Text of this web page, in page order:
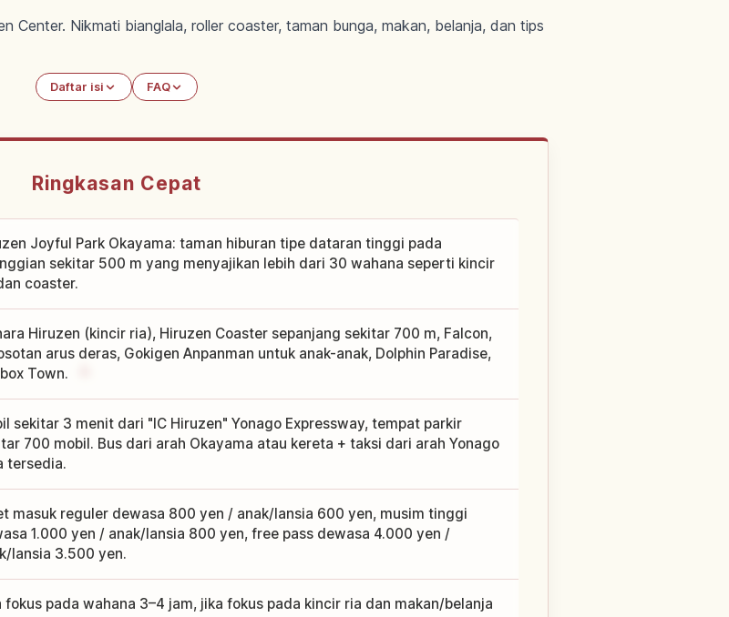
Center. Nikmati bianglala, roller coaster, taman bunga, makan, belanja, dan tips
Daftar isi FAQ
Ringkasan Cepat
Joyful Park Okayama: taman hiburan tipe dataran tinggi pada
sekitar 500 m yang menyajikan lebih dari 30 wahana seperti kincir
coaster.
Hiruzen (kincir ria), Hiruzen Coaster sepanjang sekitar 700 m, Falcon,
arus deras, Gokigen Anpanman untuk anak-anak, Dolphin Paradise,
Town.
sekitar 3 menit dari "IC Hiruzen" Yonago Expressway, tempat parkir
700 mobil. Bus dari arah Okayama atau kereta + taksi dari arah Yonago
tersedia.
masuk reguler dewasa 800 yen / anak/lansia 600 yen, musim tinggi
1.000 yen / anak/lansia 800 yen, free pass dewasa 4.000 yen /
lansia 3.500 yen.
fokus pada wahana 3–4 jam, jika fokus pada kincir ria dan makan/belanja